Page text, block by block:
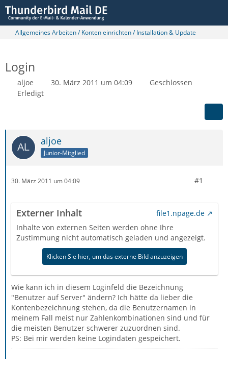
Allgemeines Arbeiten / Konten einrichten / Installation & Update
Login
aljoe 30. März 2011 um 04:09
Geschlossen
Erledigt
aljoe
Junior-Mitglied
30. März 2011 um 04:09 #1
Externer Inhalt
file1.npage.de
Inhalte von externen Seiten werden ohne Ihre
Zustimmung nicht automatisch geladen und angezeigt.
Klicken Sie hier, um das externe Bild anzuzeigen
Wie kann ich in diesem Loginfeld die Bezeichnung
"Benutzer auf Server" ändern? Ich hätte da lieber die
Kontenbezeichnung stehen, da die Benutzernamen in
meinem Fall meist nur Zahlenkombinationen sind und für
die meisten Benutzer schwerer zuzuordnen sind.
PS: Bei mir werden keine Logindaten gespeichert.